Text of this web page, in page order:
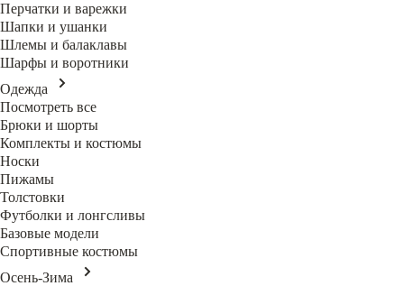
Перчатки и варежки
Шапки и ушанки
Шлемы и балаклавы
Шарфы и воротники
Одежда
Посмотреть все
Брюки и шорты
Комплекты и костюмы
Носки
Пижамы
Толстовки
Футболки и лонгсливы
Базовые модели
Спортивные костюмы
Осень-Зима